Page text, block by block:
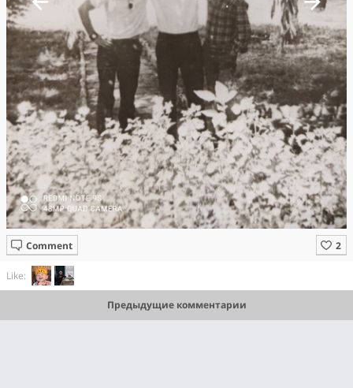
Comment
Like:
Предыдущие комментарии